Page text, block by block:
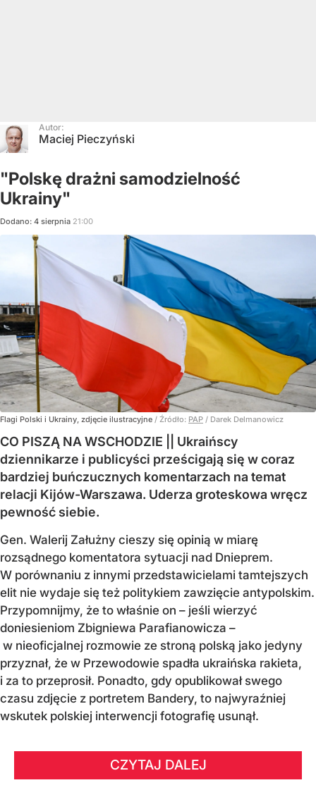
Autor:
Maciej Pieczyński
"Polskę drażni samodzielność
Ukrainy"
Dodano: 4 sierpnia 21:00
Flagi Polski i Ukrainy, zdjęcie ilustracyjne / Źródło: PAP / Darek Delmanowicz
CO PISZĄ NA WSCHODZIE || Ukraińscy
dziennikarze i publicyści prześcigają się w coraz
bardziej buńczucznych komentarzach na temat
relacji Kijów-Warszawa. Uderza groteskowa wręcz
pewność siebie.
Gen. Walerij Załużny cieszy się opinią w miarę
rozsądnego komentatora sytuacji nad Dnieprem.
W porównaniu z innymi przedstawicielami tamtejszych
elit nie wydaje się też politykiem zawzięcie antypolskim.
Przypomnijmy, że to właśnie on – jeśli wierzyć
doniesieniom Zbigniewa Parafianowicza –
w nieoficjalnej rozmowie ze stroną polską jako jedyny
przyznał, że w Przewodowie spadła ukraińska rakieta,
i za to przeprosił. Ponadto, gdy opublikował swego
czasu zdjęcie z portretem Bandery, to najwyraźniej
wskutek polskiej interwencji fotografię usunął.
CZYTAJ DALEJ